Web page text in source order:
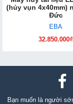
(hủy vụn 4x40mm)
Đức
EBA
32.850.000₫
Bạn muốn là người